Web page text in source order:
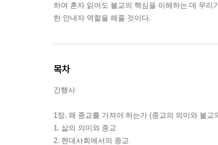
하여 혼자 읽어도 불교의 핵심을 이해하는 데 무
한 안내자 역할을 해줄 것이다.
목차
간행사
1장. 왜 종교를 가져야 하는가 (종교의 의미와 불교
1. 삶의 의미와 종교
2. 현대사회에서의 종교